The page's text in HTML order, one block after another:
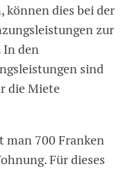
können dies bei der
zur
In den
sind
die Miete
man 700 Franken
Für dieses